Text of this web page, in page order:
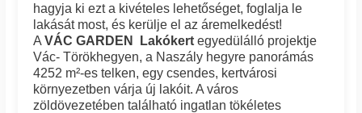
hagyja ki ezt a kivételes lehetőséget, foglalja le
lakását most, és kerülje el az áremelkedést!
AVÁC GARDEN Lakókert egyedülálló projektje
Vác- Törökhegyen, a Naszály hegyre panorámás
4252 m²-es telken, egy csendes, kertvárosi
környezetben várja új lakóit. A város
zöldövezetében található ingatlan tökéletes